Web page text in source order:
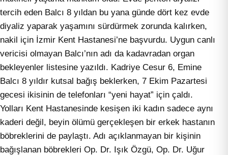
tercih eden Balcı 8 yıldan bu yana günde dört kez evde
diyaliz yaparak yaşamını sürdürmek zorunda kalırken,
nakil için İzmir Kent Hastanesi’ne başvurdu. Uygun canlı
vericisi olmayan Balcı’nın adı da kadavradan organ
bekleyenler listesine yazıldı. Kadriye Cesur 6, Emine
Balcı 8 yıldır kutsal bağış beklerken, 7 Ekim Pazartesi
gecesi ikisinin de telefonları “yeni hayat” için çaldı.
Yolları Kent Hastanesinde kesişen iki kadın sadece aynı
kaderi değil, beyin ölümü gerçekleşen bir erkek hastanın
böbreklerini de paylaştı. Adı açıklanmayan bir kişinin
bağışlanan böbrekleri Op. Dr. Işık Özgü, Op. Dr. Uğur